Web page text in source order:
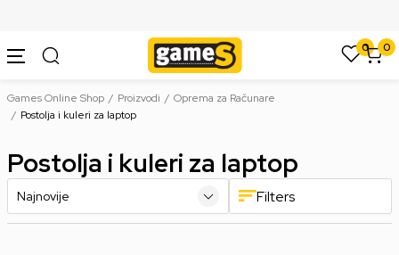
0 0
Games Online Shop Proizvodi
Oprema za Računare
Postolja i kuleri za laptop
Postolja i kuleri za laptop
Filters